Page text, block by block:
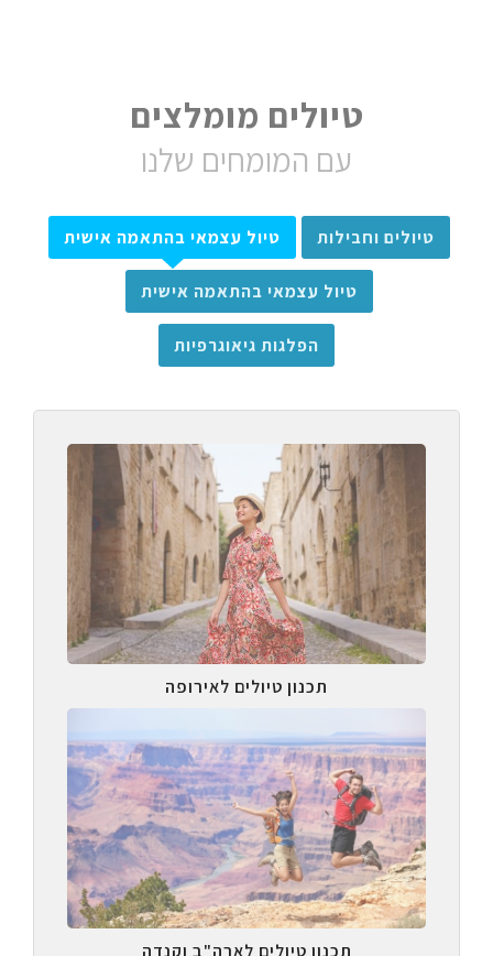
טיולים מומלצים
עם המומחים שלנו
טיולים וחבילות טיול עצמאי בהתאמה אישית
טיול עצמאי בהתאמה אישית
הפלגות גיאוגרפיות
תכנון טיולים לאירופה
תכנון טיולים לארה"ב וקנדה